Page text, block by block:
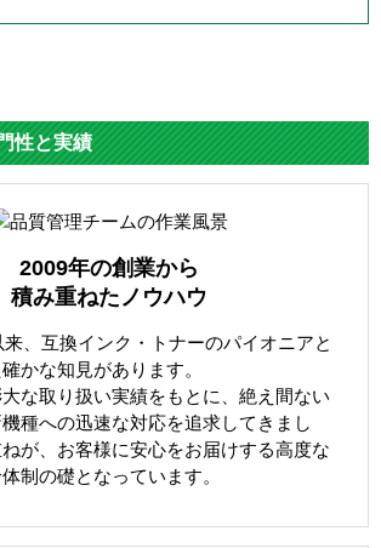
性と実績
2009年の創業から
積み重ねたノウハウ
、互換インク・トナーのパイオニアと
かな知見があります。
な取り扱い実績をもとに、絶え間ない
種への迅速な対応を追求してきまし
が、お客様に安心をお届けする高度な
制の礎となっています。